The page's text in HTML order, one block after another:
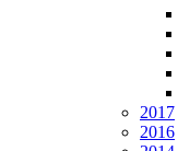
2017
2016